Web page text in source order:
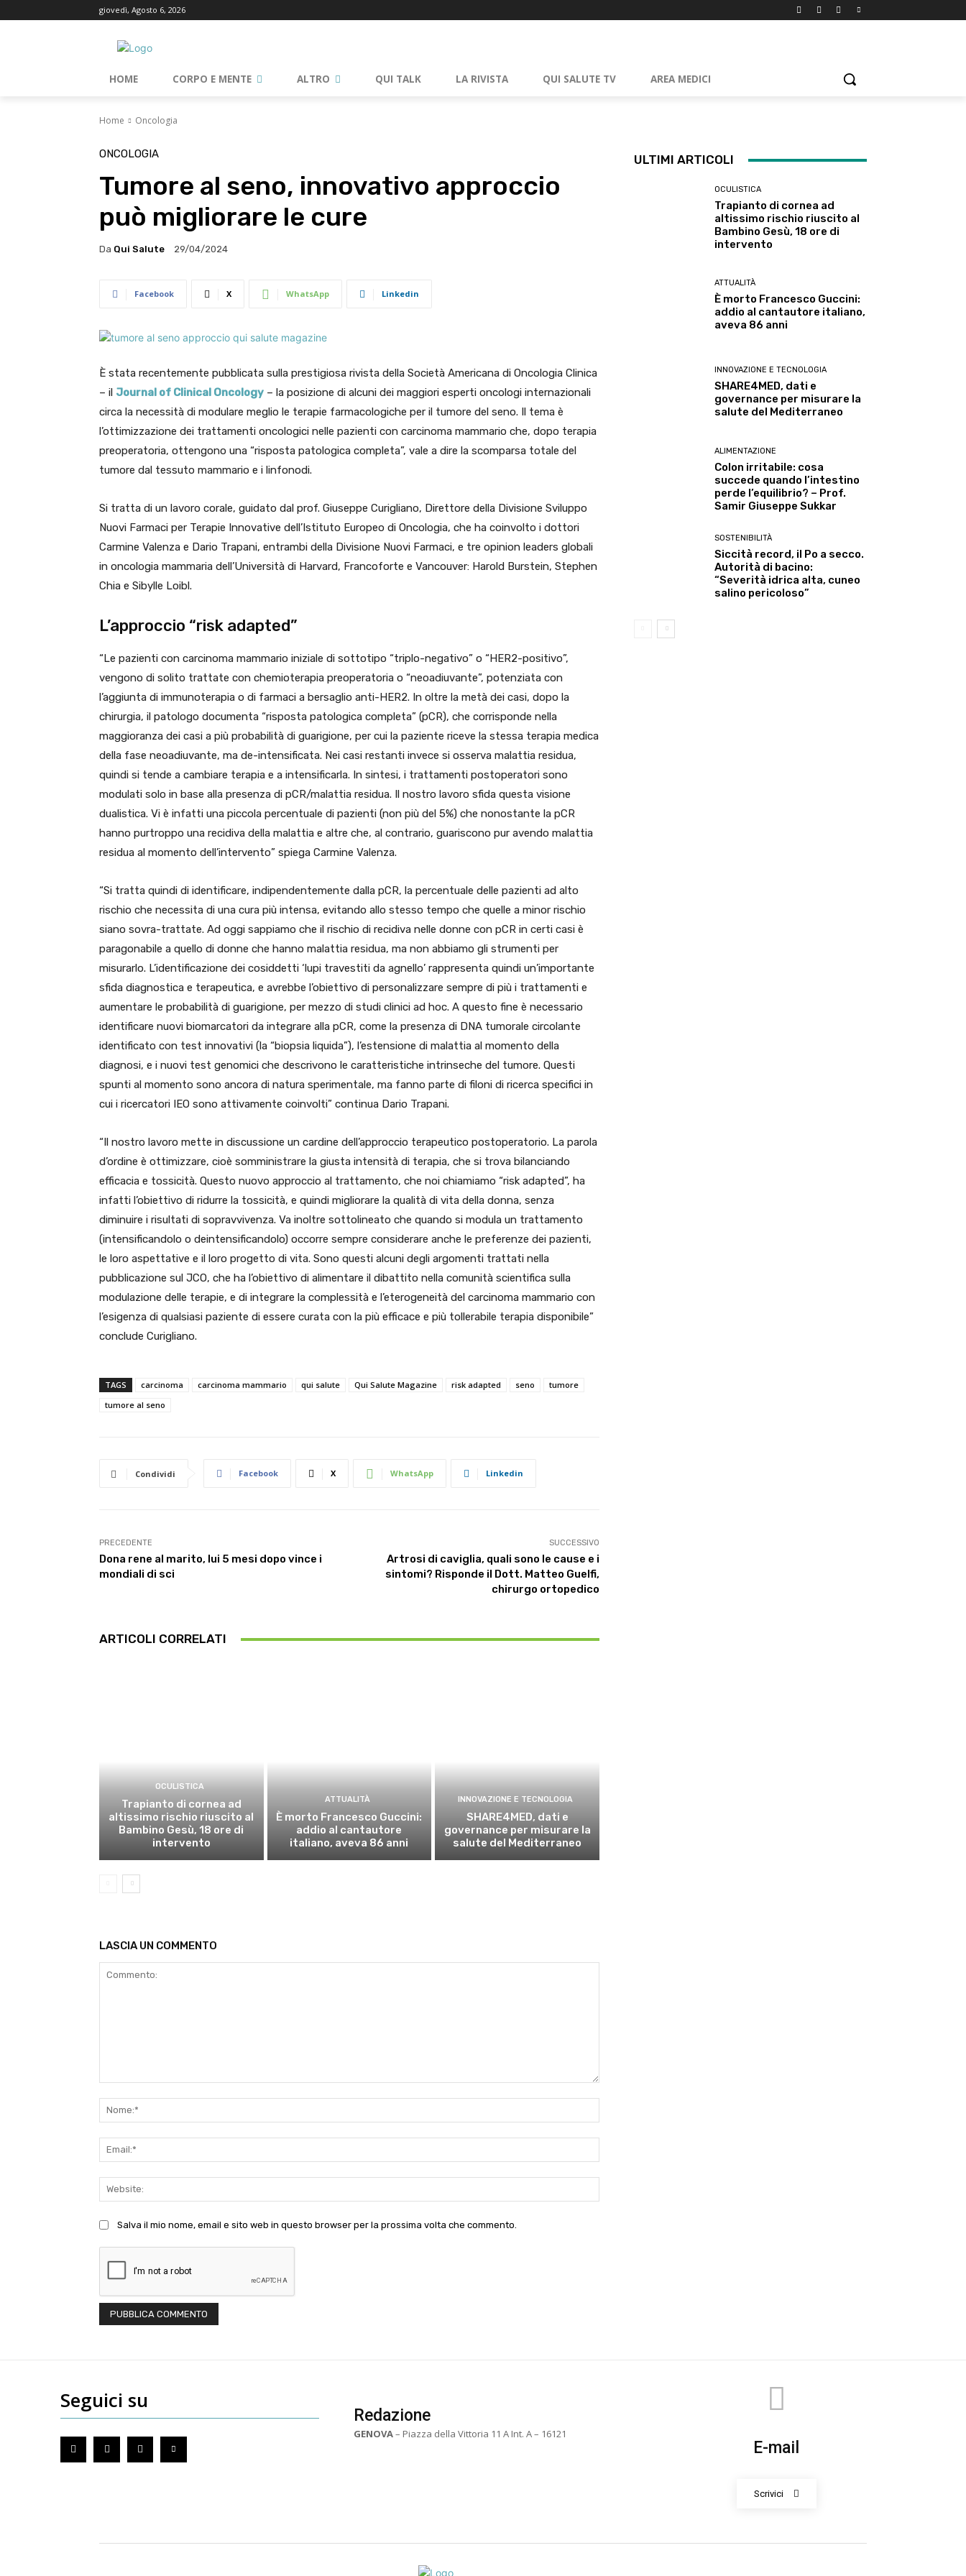
giovedì, Agosto 6, 2026
HOME CORPO E MENTE ALTRO QUI TALK LA RIVISTA QUI SALUTE TV AREA MEDICI
Home Oncologia
ONCOLOGIA
Tumore al seno, innovativo approccio
può migliorare le cure
Da Qui Salute 29/04/2024
Facebook X WhatsApp Linkedin
È stata recentemente pubblicata sulla prestigiosa rivista della Società Americana di Oncologia Clinica
– il Journal of Clinical Oncology – la posizione di alcuni dei maggiori esperti oncologi internazionali
circa la necessità di modulare meglio le terapie farmacologiche per il tumore del seno. Il tema è
l’ottimizzazione dei trattamenti oncologici nelle pazienti con carcinoma mammario che, dopo terapia
preoperatoria, ottengono una “risposta patologica completa”, vale a dire la scomparsa totale del
tumore dal tessuto mammario e i linfonodi.
Si tratta di un lavoro corale, guidato dal prof. Giuseppe Curigliano, Direttore della Divisione Sviluppo
Nuovi Farmaci per Terapie Innovative dell’Istituto Europeo di Oncologia, che ha coinvolto i dottori
Carmine Valenza e Dario Trapani, entrambi della Divisione Nuovi Farmaci, e tre opinion leaders globali
in oncologia mammaria dell’Università di Harvard, Francoforte e Vancouver: Harold Burstein, Stephen
Chia e Sibylle Loibl.
L’approccio “risk adapted”
“Le pazienti con carcinoma mammario iniziale di sottotipo “triplo-negativo” o “HER2-positivo”,
vengono di solito trattate con chemioterapia preoperatoria o “neoadiuvante”, potenziata con
l’aggiunta di immunoterapia o di farmaci a bersaglio anti-HER2. In oltre la metà dei casi, dopo la
chirurgia, il patologo documenta “risposta patologica completa” (pCR), che corrisponde nella
maggioranza dei casi a più probabilità di guarigione, per cui la paziente riceve la stessa terapia medica
della fase neoadiuvante, ma de-intensificata. Nei casi restanti invece si osserva malattia residua,
quindi si tende a cambiare terapia e a intensificarla. In sintesi, i trattamenti postoperatori sono
modulati solo in base alla presenza di pCR/malattia residua. Il nostro lavoro sfida questa visione
dualistica. Vi è infatti una piccola percentuale di pazienti (non più del 5%) che nonostante la pCR
hanno purtroppo una recidiva della malattia e altre che, al contrario, guariscono pur avendo malattia
residua al momento dell’intervento” spiega Carmine Valenza.
“Si tratta quindi di identificare, indipendentemente dalla pCR, la percentuale delle pazienti ad alto
rischio che necessita di una cura più intensa, evitando allo stesso tempo che quelle a minor rischio
siano sovra-trattate. Ad oggi sappiamo che il rischio di recidiva nelle donne con pCR in certi casi è
paragonabile a quello di donne che hanno malattia residua, ma non abbiamo gli strumenti per
misurarlo. L’identificazione dei cosiddetti ‘lupi travestiti da agnello’ rappresenta quindi un’importante
sfida diagnostica e terapeutica, e avrebbe l’obiettivo di personalizzare sempre di più i trattamenti e
aumentare le probabilità di guarigione, per mezzo di studi clinici ad hoc. A questo fine è necessario
identificare nuovi biomarcatori da integrare alla pCR, come la presenza di DNA tumorale circolante
identificato con test innovativi (la “biopsia liquida”), l’estensione di malattia al momento della
diagnosi, e i nuovi test genomici che descrivono le caratteristiche intrinseche del tumore. Questi
spunti al momento sono ancora di natura sperimentale, ma fanno parte di filoni di ricerca specifici in
cui i ricercatori IEO sono attivamente coinvolti” continua Dario Trapani.
“Il nostro lavoro mette in discussione un cardine dell’approccio terapeutico postoperatorio. La parola
d’ordine è ottimizzare, cioè somministrare la giusta intensità di terapia, che si trova bilanciando
efficacia e tossicità. Questo nuovo approccio al trattamento, che noi chiamiamo “risk adapted”, ha
infatti l’obiettivo di ridurre la tossicità, e quindi migliorare la qualità di vita della donna, senza
diminuire i risultati di sopravvivenza. Va inoltre sottolineato che quando si modula un trattamento
(intensificandolo o deintensificandolo) occorre sempre considerare anche le preferenze dei pazienti,
le loro aspettative e il loro progetto di vita. Sono questi alcuni degli argomenti trattati nella
pubblicazione sul JCO, che ha l’obiettivo di alimentare il dibattito nella comunità scientifica sulla
modulazione delle terapie, e di integrare la complessità e l’eterogeneità del carcinoma mammario con
l’esigenza di qualsiasi paziente di essere curata con la più efficace e più tollerabile terapia disponibile”
conclude Curigliano.
TAGS carcinoma carcinoma mammario qui salute Qui Salute Magazine risk adapted seno
tumore
tumore al seno
Condividi Facebook X WhatsApp Linkedin
PRECEDENTE
Dona rene al marito, lui 5 mesi dopo vince i
mondiali di sci
SUCCESSIVO
Artrosi di caviglia, quali sono le cause e i
sintomi? Risponde il Dott. Matteo Guelfi,
chirurgo ortopedico
ARTICOLI CORRELATI
OCULISTICA
Trapianto di cornea ad
altissimo rischio riuscito al
Bambino Gesù, 18 ore di
intervento
ATTUALITÀ
È morto Francesco Guccini:
addio al cantautore
italiano, aveva 86 anni
INNOVAZIONE E TECNOLOGIA
SHARE4MED, dati e
governance per misurare la
salute del Mediterraneo
LASCIA UN COMMENTO
Salva il mio nome, email e sito web in questo browser per la prossima volta che commento.
ULTIMI ARTICOLI
OCULISTICA
Trapianto di cornea ad
altissimo rischio riuscito al
Bambino Gesù, 18 ore di
intervento
ATTUALITÀ
È morto Francesco Guccini:
addio al cantautore italiano,
aveva 86 anni
INNOVAZIONE E TECNOLOGIA
SHARE4MED, dati e
governance per misurare la
salute del Mediterraneo
ALIMENTAZIONE
Colon irritabile: cosa
succede quando l’intestino
perde l’equilibrio? – Prof.
Samir Giuseppe Sukkar
SOSTENIBILITÀ
Siccità record, il Po a secco.
Autorità di bacino:
“Severità idrica alta, cuneo
salino pericoloso”
Seguici su
Redazione
GENOVA– Piazza della Vittoria 11 A Int. A – 16121
E-mail
Scrivici